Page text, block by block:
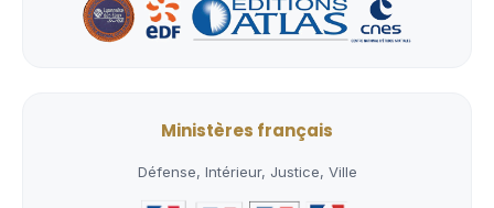
Ministères français
Défense, Intérieur, Justice, Ville